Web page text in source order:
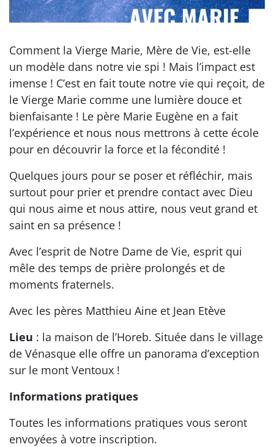
Comment la Vierge Marie, Mère de Vie, est-elle
un modèle dans notre vie spi ! Mais l’impact est
imense ! C’est en fait toute notre vie qui reçoit, de
le Vierge Marie comme une lumière douce et
bienfaisante ! Le père Marie Eugène en a fait
l’expérience et nous nous mettrons à cette école
pour en découvrir la force et la fécondité !
Quelques jours pour se poser et réfléchir, mais
surtout pour prier et prendre contact avec Dieu
qui nous aime et nous attire, nous veut grand et
saint en sa présence !
Avec l’esprit de Notre Dame de Vie, esprit qui
mêle des temps de prière prolongés et de
moments fraternels.
Avec les pères Matthieu Aine et Jean Etève
Lieu : la maison de l’Horeb. Située dans le village
de Vénasque elle offre un panorama d’exception
sur le mont Ventoux !
Informations pratiques
Toutes les informations pratiques vous seront
envoyées à votre inscription.